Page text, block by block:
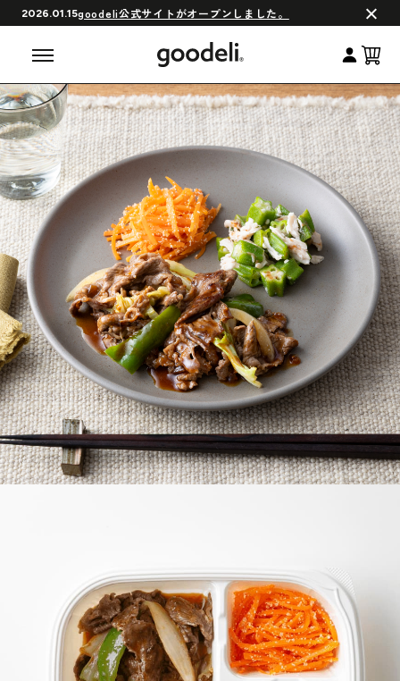
2026.01.15goodeli公式サイトがオープンしました。
会員制度について